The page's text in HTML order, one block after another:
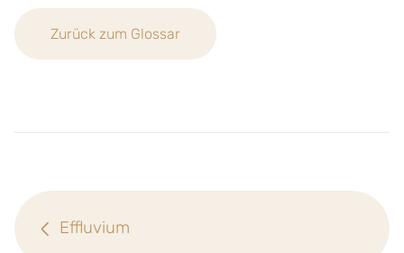
Zurück zum Glossar
Effluvium